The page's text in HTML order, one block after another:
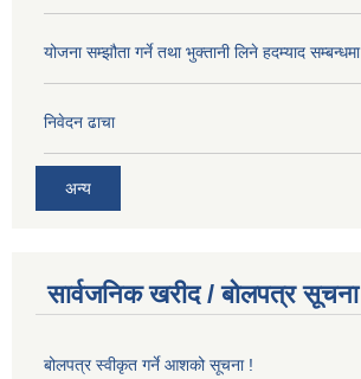
योजना सम्झौता गर्ने तथा भुक्तानी लिने हदम्याद सम्बन्धमा
निवेदन ढाचा
अन्य
सार्वजनिक खरीद / बोलपत्र सूचना
बोलपत्र स्वीकृत गर्ने आशको सूचना !